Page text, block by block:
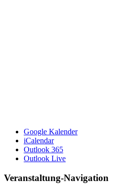
Google Kalender
iCalendar
Outlook 365
Outlook Live
Veranstaltung-Navigation